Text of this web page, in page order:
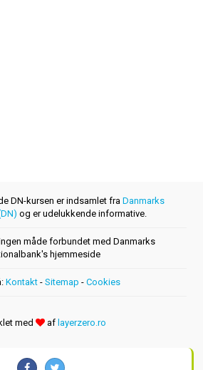
DN-kursen er indsamlet fra Danmarks
og er udelukkende informative.
måde forbundet med Danmarks
hjemmeside
Kontakt- Sitemap - Cookies
med af layerzero.ro